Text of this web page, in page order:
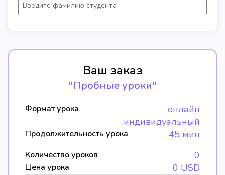
Ваш заказ
"Пробные уроки"
Формат урока
онлайн
индивидуальный
Продолжительность урока 45 мин
Количество уроков 0
Цена урока 0 USD